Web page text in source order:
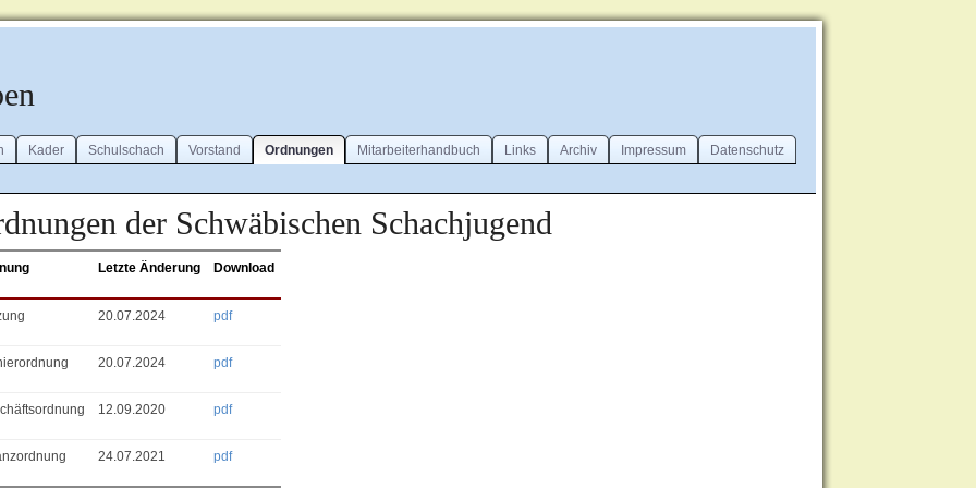
Kader Schulschach Vorstand Ordnungen Mitarbeiterhandbuch Links Archiv Impressum Datenschutz
der Schwäbischen Schachjugend
Letzte Änderung Download
20.07.2024 pdf
20.07.2024 pdf
12.09.2020 pdf
24.07.2021 pdf